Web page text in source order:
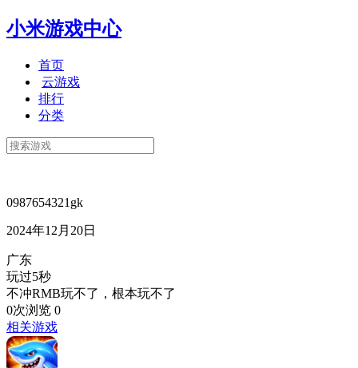
小米游戏中心
首页
云游戏
排行
分类
0987654321gk
2024年12月20日
广东
玩过5秒
不冲RMB玩不了，根本玩不了
0次浏览 0
相关游戏